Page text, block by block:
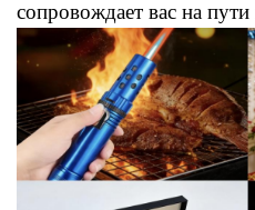
сопровождает вас на